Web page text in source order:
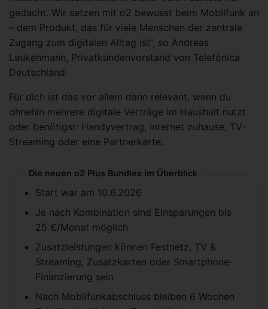
gedacht. Wir setzen mit o2 bewusst beim Mobilfunk an
– dem Produkt, das für viele Menschen der zentrale
Zugang zum digitalen Alltag ist“, so Andreas
Laukenmann, Privatkundenvorstand von Telefónica
Deutschland.
Für dich ist das vor allem dann relevant, wenn du
ohnehin mehrere digitale Verträge im Haushalt nutzt
oder benötigst: Handyvertrag, Internet zuhause, TV-
Streaming oder eine Partnerkarte.
Die neuen o2 Plus Bundles im Überblick
Start war am 10.6.2026
Je nach Kombination sind Einsparungen bis
25 €/Monat möglich
Zusatzleistungen können Festnetz, TV &
Streaming, Zusatzkarten oder Smartphone-
Finanzierung sein
Nach Mobilfunkabschluss bleiben 6 Wochen